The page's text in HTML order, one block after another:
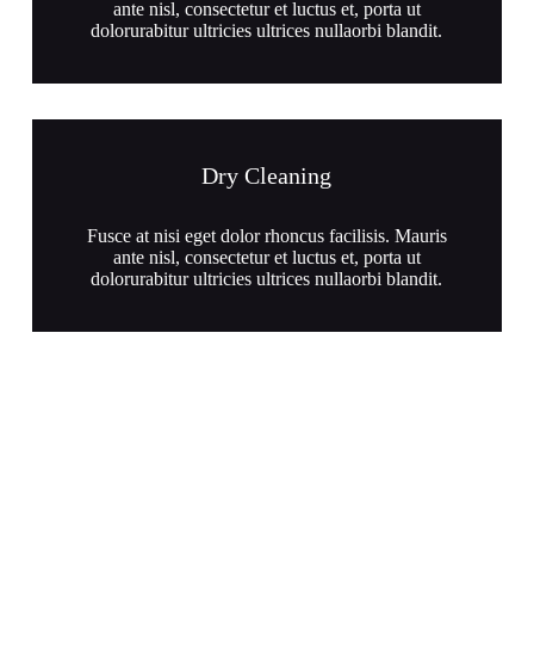
ante nisl, consectetur et luctus et, porta ut
dolorurabitur ultricies ultrices nullaorbi blandit.
Dry Cleaning
Fusce at nisi eget dolor rhoncus facilisis. Mauris
ante nisl, consectetur et luctus et, porta ut
dolorurabitur ultricies ultrices nullaorbi blandit.